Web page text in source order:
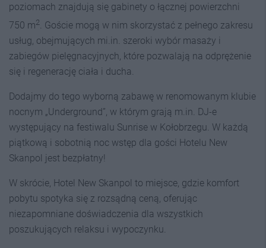
poziomach znajdują się gabinety o łącznej powierzchni
750 m2. Goście mogą w nim skorzystać z pełnego zakresu
usług, obejmujących mi.in. szeroki wybór masaży i
zabiegów pielęgnacyjnych, które pozwalają na odprężenie
się i regenerację ciała i ducha.
Dodajmy do tego wyborną zabawę w renomowanym klubie
nocnym „Underground”, w którym grają m.in. DJ-e
występujący na festiwalu Sunrise w Kołobrzegu. W każdą
piątkową i sobotnią noc wstęp dla gości Hotelu New
Skanpol jest bezpłatny!
W skrócie, Hotel New Skanpol to miejsce, gdzie komfort
pobytu spotyka się z rozsądną ceną, oferując
niezapomniane doświadczenia dla wszystkich
poszukujących relaksu i wypoczynku.